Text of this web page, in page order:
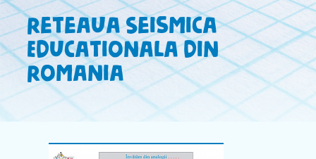
Reteaua Seismica
Educationala din
Romania